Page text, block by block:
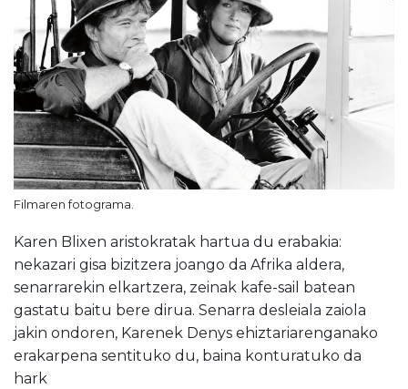
Filmaren fotograma.
Karen Blixen aristokratak hartua du erabakia:
nekazari gisa bizitzera joango da Afrika aldera,
senarrarekin elkartzera, zeinak kafe-sail batean
gastatu baitu bere dirua. Senarra desleiala zaiola
jakin ondoren, Karenek Denys ehiztariarenganako
erakarpena sentituko du, baina konturatuko da
hark